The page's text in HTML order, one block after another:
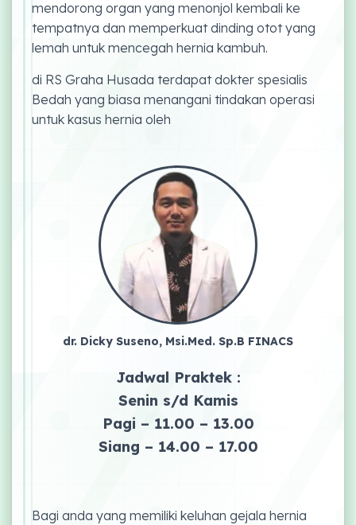
mendorong organ yang menonjol kembali ke
tempatnya dan memperkuat dinding otot yang
lemah untuk mencegah hernia kambuh.
di RS Graha Husada terdapat dokter spesialis
Bedah yang biasa menangani tindakan operasi
untuk kasus hernia oleh
dr. Dicky Suseno, Msi.Med. Sp.B FINACS
Jadwal Praktek :
Senin s/d Kamis
Pagi – 11.00 – 13.00
Siang – 14.00 – 17.00
Bagi anda yang memiliki keluhan gejala hernia